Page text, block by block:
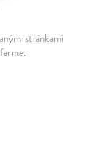
stránkami